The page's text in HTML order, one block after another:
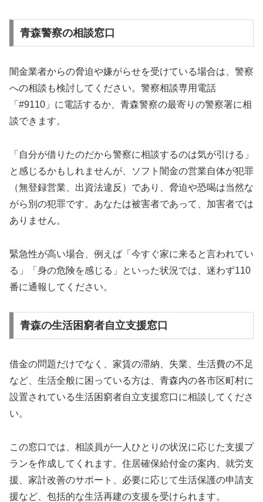
青森警察の相談窓口
闇金業者からの脅迫や嫌がらせを受けている場合は、警察
への相談も検討してください。警察相談専用電話
「#9110」に電話するか、青森警察の最寄りの警察署に相
談できます。
「自分が借りたのだから警察に相談するのは気が引ける」
と感じるかもしれませんが、ソフト闇金の営業自体が犯罪
（無登録営業、出資法違反）であり、脅迫や恐喝は当然な
がら別の犯罪です。あなたは被害者であって、加害者では
ありません。
緊急性が高い場合、例えば「今すぐ家に来ると言われてい
る」「身の危険を感じる」といった状況では、迷わず110
番に通報してください。
青森の生活困窮者自立支援窓口
借金の問題だけでなく、家賃の滞納、失業、生活費の不足
など、生活全般に困っている方は、青森内の各市区町村に
設置されている生活困窮者自立支援窓口に相談してくださ
い。
この窓口では、相談員が一人ひとりの状況に応じた支援プ
ランを作成してくれます。住居確保給付金の案内、就労支
援、家計改善のサポート、必要に応じて生活保護の申請支
援など、包括的な生活再建の支援を受けられます。